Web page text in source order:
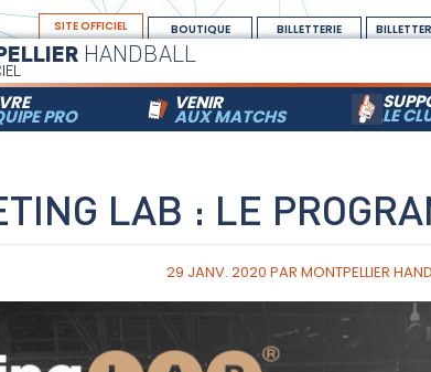
SITE OFFICIEL BOUTIQUE BILLETTERIE
HANDBALL
PRO
VENIR
AUX MATCHS LE
LAB : LE
29 JANV. 2020 PAR MONTPELLIER